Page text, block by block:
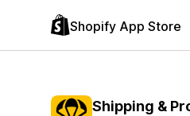
Shopify App Store
Shipping &